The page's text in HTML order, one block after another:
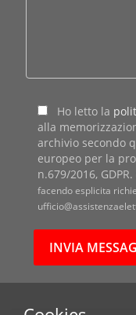
Ho letto la
alla
archivio secondo
europeo per la
n.679/2016, GDPR.
facendo esplicita